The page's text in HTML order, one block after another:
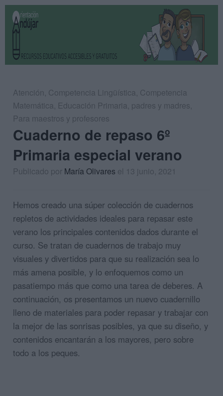
Atención, Competencia Lingüística, Competencia
Matemática, Educación Primaria, padres y madres,
Para maestros y profesores
Cuaderno de repaso 6º
Primaria especial verano
Publicado por María Olivares el 13 junio, 2021
Hemos creado una súper colección de cuadernos
repletos de actividades ideales para repasar este
verano los principales contenidos dados durante el
curso. Se tratan de cuadernos de trabajo muy
visuales y divertidos para que su realización sea lo
más amena posible, y lo enfoquemos como un
pasatiempo más que como una tarea de deberes. A
continuación, os presentamos un nuevo cuadernillo
lleno de materiales para poder repasar y trabajar con
la mejor de las sonrisas posibles, ya que su diseño, y
contenidos encantarán a los mayores, pero sobre
todo a los peques.